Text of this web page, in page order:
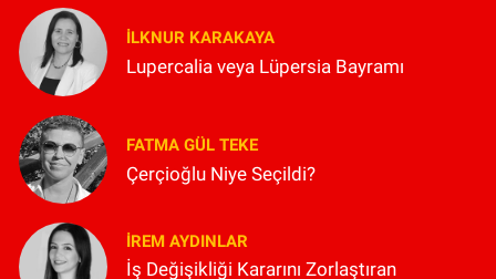
İLKNUR KARAKAYA
Lupercalia veya Lüpersia Bayramı
FATMA GÜL TEKE
Çerçioğlu Niye Seçildi?
İREM AYDINLAR
İş Değişikliği Kararını Zorlaştıran